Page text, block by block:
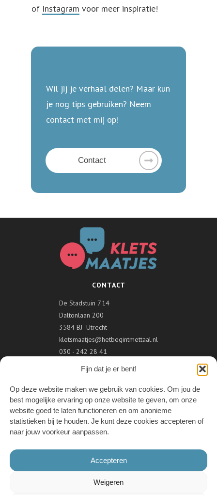
Fijn dat je er bent!
Op deze website maken we gebruik van cookies. Om jou de
best mogelijke ervaring op onze website te geven, om onze
website goed te laten functioneren en om anonieme
statistieken bij te houden. Je kunt deze cookies accepteren of
naar jouw voorkeur aanpassen.
Accepteren
Weigeren
of Instagram voor meer inspiratie!
Wil jij je verhaal delen? Maar kun
je nog tips gebruiken? Neem
contact met mij op!
Contact
CONTACT
De Stadstuin 7.14
Daltonlaan 200
3584 BJ Utrecht
kletsmaatjes@hetbegintmettaal.nl
030 - 242 28 41
VOLG ONS